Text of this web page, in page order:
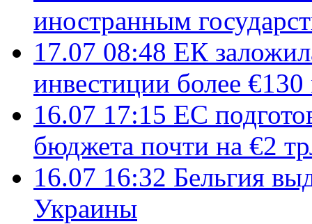
иностранным
17.07 08:48 ЕК
инвестиции более
16.07 17:15 ЕС
бюджета почти на €2
16.07 16:32 Бельгия
Украины